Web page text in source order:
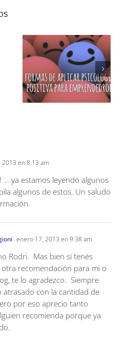
en 8:13 am
… ya estamos leyendo algunos
algunos de estos. Un saludo
enero 17, 2013 en 9:38 am
Rodri. Mas bien si tenés
recomendación para mi o
te lo agradezco. Siempre
atrasado con la cantidad de
por eso aprecio tanto
recomienda porque ya